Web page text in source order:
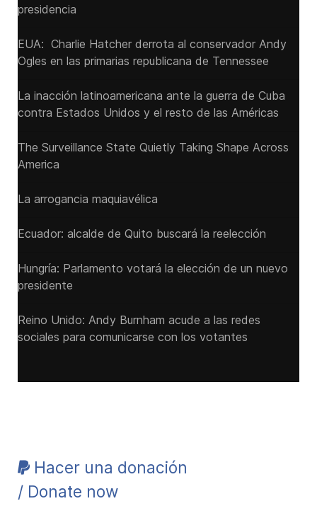
presidencia
EUA: Charlie Hatcher derrota al conservador Andy
Ogles en las primarias republicana de Tennessee
La inacción latinoamericana ante la guerra de Cuba
contra Estados Unidos y el resto de las Américas
The Surveillance State Quietly Taking Shape Across
America
La arrogancia maquiavélica
Ecuador: alcalde de Quito buscará la reelección
Hungría: Parlamento votará la elección de un nuevo
presidente
Reino Unido: Andy ‌Burnham acude a las redes
sociales para comunicarse con los votantes
Hacer una donación
/ Donate now